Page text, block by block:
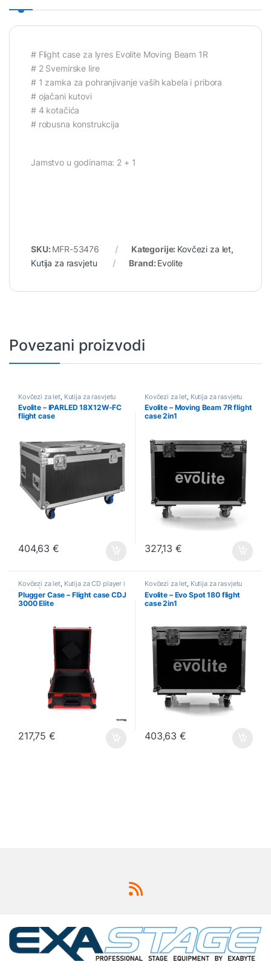
# Flight case za lyres Evolite Moving Beam 1R
# 2 Svemirske lire
# 1 zamka za pohranjivanje vaših kabela i pribora
# ojačani kutovi
# 4 kotačića
# robusna konstrukcija
Jamstvo u godinama: 2 + 1
SKU:MFR-53476 Kategorije: Kovčezi za let,
Kutija za rasvjetu
Brand:Evolite
Povezani proizvodi
Kovčezi za let Kutija za rasvjetu
Evolite – IPARLED 18X12W-FC
flight case
404,63€
Kovčezi za let Kutija za rasvjetu
Evolite – Moving Beam 7R flight
case 2in1
327,13€
Kovčezi za let, Kutija za CD player i
gramofon
Plugger Case – Flight case CDJ
3000 Elite
217,75€
Kovčezi za let, Kutija za rasvjetu
Evolite – Evo Spot 180 flight
case 2in1
403,63€